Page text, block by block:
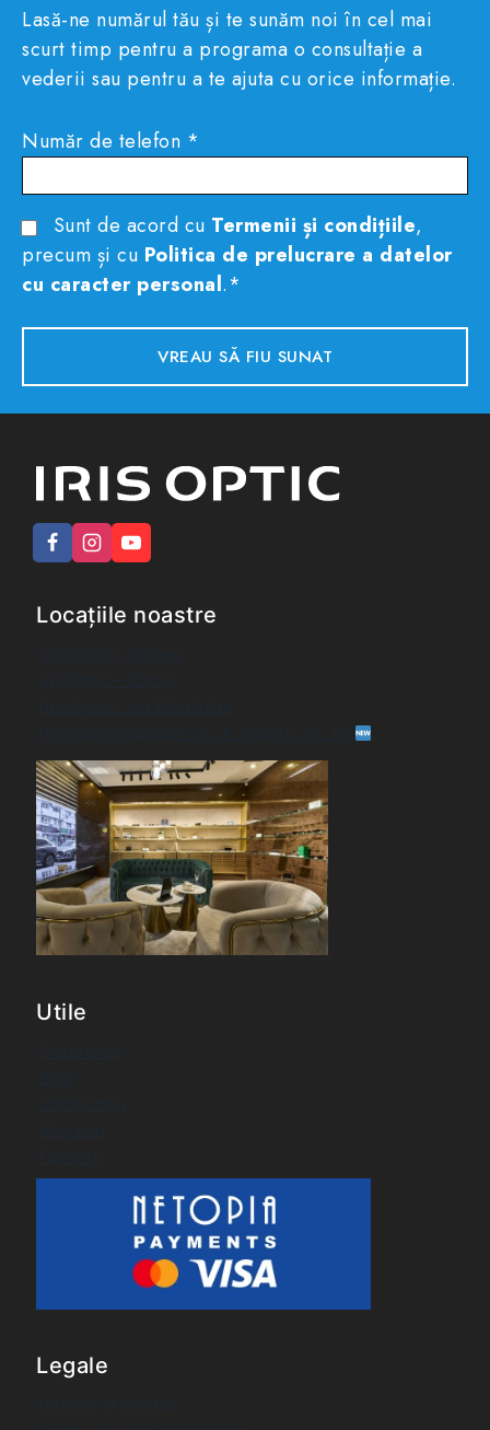
Lasă-ne numărul tău și te sunăm noi în cel mai
scurt timp pentru a programa o consultație a
vederii sau pentru a te ajuta cu orice informație.
Număr de telefon *
Sunt de acord cu Termenii și condițiile,
precum și cu Politica de prelucrare a datelor
cu caracter personal.*
Locațiile noastre
Utile
Legale